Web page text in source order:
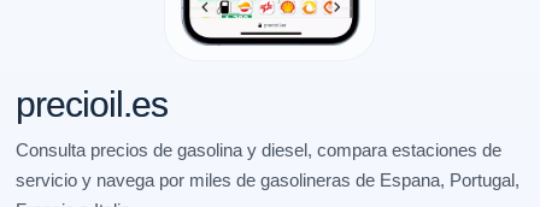
precioil.es
Consulta precios de gasolina y diesel, compara estaciones de
servicio y navega por miles de gasolineras de Espana, Portugal,